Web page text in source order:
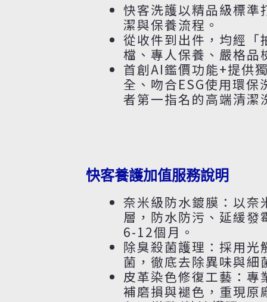
快客洗護以精品級標準
潔與保養流程。
從收件到出件，均經「
檔、專人保養、嚴格品
首創AI鑑價功能+提供
全、吻合ESG使用環
者第一指名的高端清潔
快客養護加值服務說明
奈米級防水鍍膜：以奈
層，防水防污、延緩發
6-12個月。
除臭殺菌護理：採用光
菌，徹底去除異味與細
皮革染色修復工藝：專
補磨損與褪色，重現原